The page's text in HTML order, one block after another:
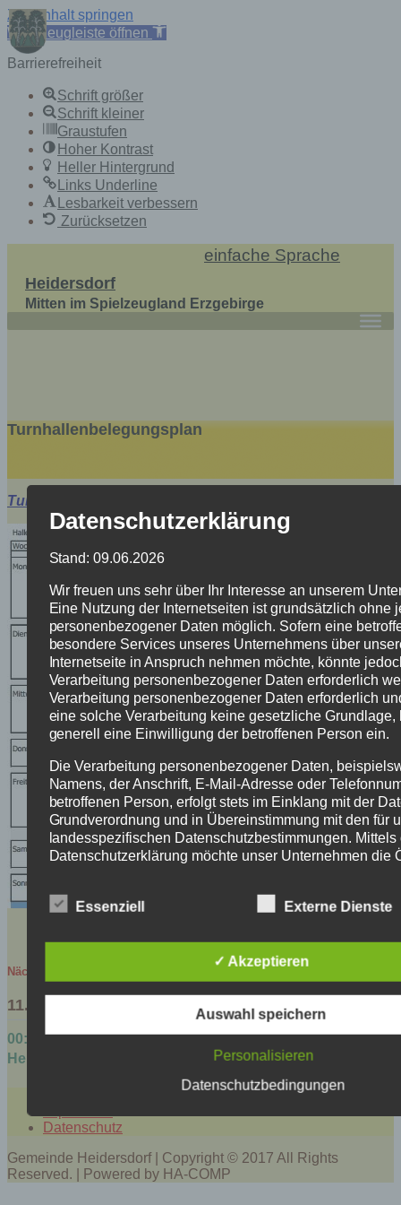
Zum Inhalt springen
Werkzeugleiste öffnen
Barrierefreiheit
Schrift größer
Schrift kleiner
Graustufen
Hoher Kontrast
Heller Hintergrund
Links Underline
Lesbarkeit verbessern
Zurücksetzen
content
einfache Sprache
Heidersdorf
Mitten im Spielzeugland Erzgebirge
Turnhallenbelegungsplan
Turnhallenbelegungsplan Heidersdorf 2016.pdf
Nächste Veranstaltungen
11.09.2026
00:00 Uhr: SAVE the DATE: Heimatfest zu 575 Jahren
Heidersdorf
Datenschutz
Gemeinde Heidersdorf | Copyright © 2017 All Rights
Reserved. | Powered by HA-COMP
Datenschutzerklärung
Stand: 09.06.2026
Wir freuen uns sehr über Ihr Interesse an unserem
Eine Nutzung der Internetseiten ist grundsätzlich ohne
personenbezogener Daten möglich. Sofern eine
besondere Services unseres Unternehmens über
Internetseite in Anspruch nehmen möchte, könnte
Verarbeitung personenbezogener Daten erforderlich
Verarbeitung personenbezogener Daten erforderlich
eine solche Verarbeitung keine gesetzliche Grundlage,
generell eine Einwilligung der betroffenen Person ein.
Die Verarbeitung personenbezogener Daten,
Namens, der Anschrift, E-Mail-Adresse oder
betroffenen Person, erfolgt stets im Einklang mit der
Grundverordnung und in Übereinstimmung mit den für
landesspezifischen Datenschutzbestimmungen. Mittels
Datenschutzerklärung möchte unser Unternehmen die
verarbeiteten personenbezogenen Daten informieren.
betroffene Personen mittels dieser
Wir haben als für die Verarbeitung Verantwortlicher
möglichst lückenlosen Schutz der über diese
verarbeiteten personenbezogenen Daten
können Internetbasierte Datenübertragungen
Sicherheitslücken aufweisen, sodass ein absoluter
betroffenen Person frei, personenbezogene Daten
übermitteln.
Begriffsbestimmungen
Die Datenschutzerklärung beruht auf den
Essenziell Externe Dienste
✓ Akzeptieren
Auswahl speichern
Personalisieren
Datenschutzbedingungen